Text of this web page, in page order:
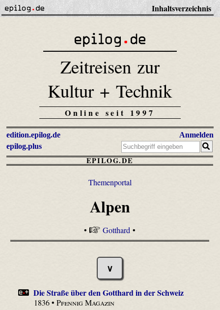
Inhaltsverzeichnis
Zeitreisen zur
Kultur + Technik
Online seit 1997
edition.epilog.de
epilog.plus
Anmelden
EPILOG.DE
Themenportal
Alpen
• Gotthard •
∨
Die Straße über den Gotthard in der Schweiz
1836 •Pfennig Magazin